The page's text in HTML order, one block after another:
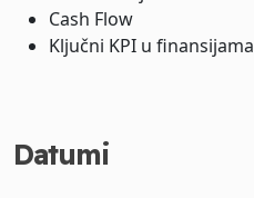
Cash Flow
Ključni KPI u finansijama
Datumi